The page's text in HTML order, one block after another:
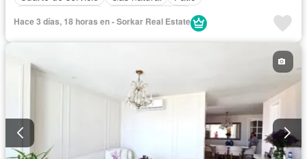
Hace 3 días, 18 horas en - Sorkar Real Estate